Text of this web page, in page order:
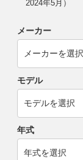
2024年5月）
メーカー
モデル
年式